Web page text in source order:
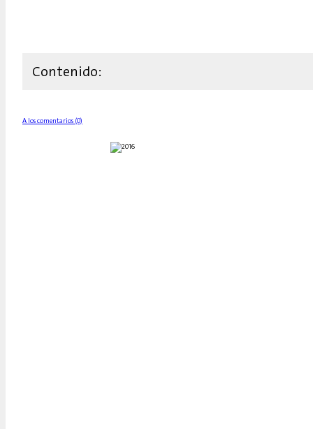
Contenido:
A los comentarios (0)